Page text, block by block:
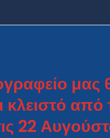
μας
κλειστό από
22
& ΒΆΠΤΙΣΗΗΜΕΡΟΛΌΓΙΑΜΕΝΟΎ –
“ΜΠΟΜΠΟΝΙΕΡΑ ΜΕΤΑΛΛΙΚΟ